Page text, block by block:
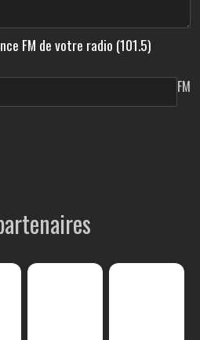
FM de votre radio (101.5)
FM